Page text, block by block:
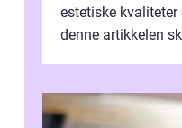
estetiske kvaliteter
denne artikkelen